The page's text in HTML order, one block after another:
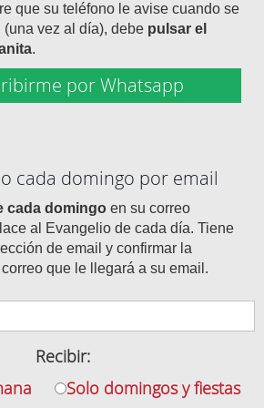
que su teléfono le avise cuando se
vez al día), debe pulsar el
.
por Whatsapp
cada domingo por email
cada domingo en su correo
al Evangelio de cada día. Tiene
de email y confirmar la
que le llegará a su email.
Recibir:
Solo domingos y fiestas